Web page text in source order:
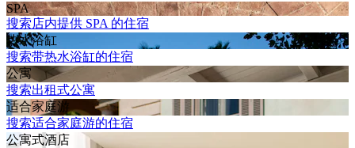
SPA
搜索店内提供 SPA 的住宿
热水浴缸
搜索带热水浴缸的住宿
公寓
搜索出租式公寓
适合家庭游
搜索适合家庭游的住宿
公寓式酒店